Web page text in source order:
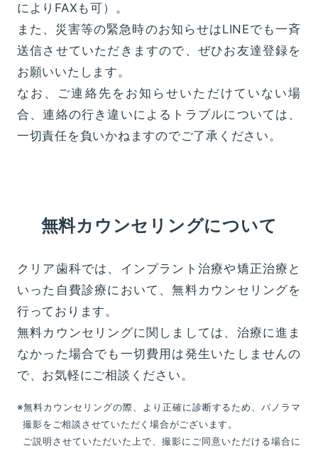
によりFAXも可）。
また、災害等の緊急時のお知らせはLINEでも一斉
送信させていただきますので、ぜひお友達登録を
お願いいたします。
なお、ご連絡先をお知らせいただけていない場
合、連絡の行き違いによるトラブルについては、
一切責任を負いかねますのでご了承ください。
無料カウンセリングについて
クリア歯科では、インプラント治療や矯正治療と
いった自費診療において、無料カウンセリングを
行っております。
無料カウンセリングに関しましては、治療に進ま
なかった場合でも一切費用は発生いたしませんの
で、お気軽にご相談ください。
※無料カウンセリングの際、より正確に診断するため、パノラマ
撮影をご相談させていただく場合がございます。
ご説明させていただいた上で、撮影にご同意いただける場合に